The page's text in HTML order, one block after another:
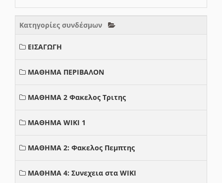
Κατηγορίες συνδέσμων
ΕΙΣΑΓΩΓΗ
ΜΑΘΗΜΑ ΠΕΡΙΒΑΛΟΝ
ΜΑΘΗΜΑ 2 Φακελος Τριτης
ΜΑΘΗΜΑ WIKI 1
ΜΑΘΗΜΑ 2: Φακελος Πεμπτης
ΜΑΘΗΜΑ 4: Συνεχεια στα WIKI